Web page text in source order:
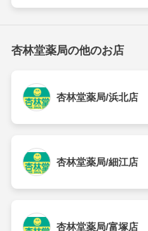
杏林堂薬局の他のお店
杏林堂薬局/浜北店
杏林堂薬局/細江店
杏林堂薬局/富塚店